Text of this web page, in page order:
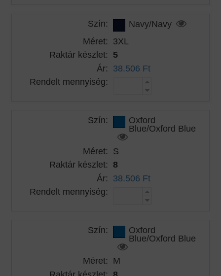
Szín:
Navy/Navy
Méret: 3XL
Raktár készlet: 5
Ár: 38.506 Ft
Rendelt mennyiség:
Szín: Oxford
Blue/Oxford Blue
Méret: S
Raktár készlet: 8
Ár: 38.506 Ft
Rendelt mennyiség:
Szín: Oxford
Blue/Oxford Blue
Méret: M